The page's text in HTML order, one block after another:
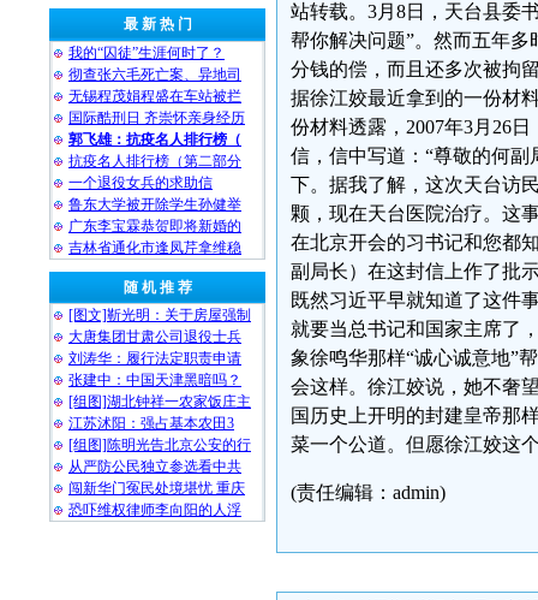
最 新 热 门
我的“囚徒”生涯何时了？
彻查张六毛死亡案、异地司
无锡程茂娟程盛在车站被拦
国际酷刑日 齐崇怀亲身经历
郭飞雄：抗疫名人排行榜（
抗疫名人排行榜（第二部分
一个退役女兵的求助信
鲁东大学被开除学生孙健举
广东李宝霖恭贺即将新婚的
吉林省通化市逢凤芹拿维稳
随 机 推 荐
[图文]靳光明：关于房屋强制
大唐集团甘肃公司退役士兵
刘涛华：履行法定职责申请
张建中：中国天津黑暗吗？
[组图]湖北钟祥一农家饭庄主
江苏沭阳：强占基本农田3
[组图]陈明光告北京公安的行
从严防公民独立参选看中共
闯新华门冤民处境堪忧 重庆
恐吓维权律师李向阳的人浮
站转载。3月8日，天台县委
帮你解决问题”。然而五年
分钱的偿，而且还多次被拘
据徐江姣最近拿到的一份材
份材料透露，2007年3月26
信，信中写道：“尊敬的何
下。据我了解，这次天台访
颗，现在天台医院治疗。这
在北京开会的习书记和您都
副局长）在这封信上作了批
既然习近平早就知道了这件
就要当总书记和国家主席了
象徐鸣华那样“诚心诚意地”
会这样。徐江姣说，她不奢
国历史上开明的封建皇帝那
菜一个公道。但愿徐江姣这
(责任编辑：admin)